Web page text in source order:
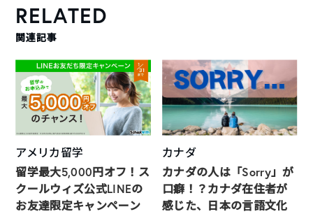
RELATED
関連記事
アメリカ留学
留学最大5,000円オフ！ス
クールウィズ公式LINEの
お友達限定キャンペーン
カナダ
カナダの人は「Sorry」が
口癖！？カナダ在住者が
感じた、日本の言語文化